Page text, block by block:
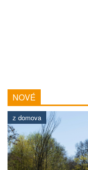
NOVÉ
z domova